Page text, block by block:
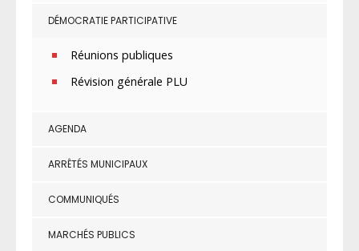
DÉMOCRATIE PARTICIPATIVE
Réunions publiques
Révision générale PLU
AGENDA
ARRÊTÉS MUNICIPAUX
COMMUNIQUÉS
MARCHÉS PUBLICS